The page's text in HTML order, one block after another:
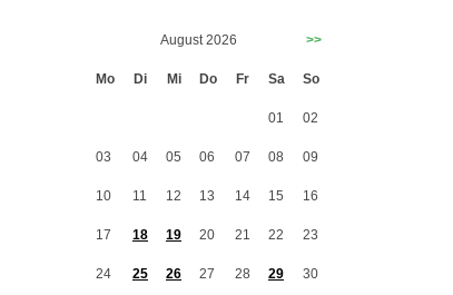
August 2026 >>
Mo Di Mi Do Fr Sa So
01 02
03 04 05 06 07 08 09
10 11 12 13 14 15 16
17 18 19 20 21 22 23
24 25 26 27 28 29 30